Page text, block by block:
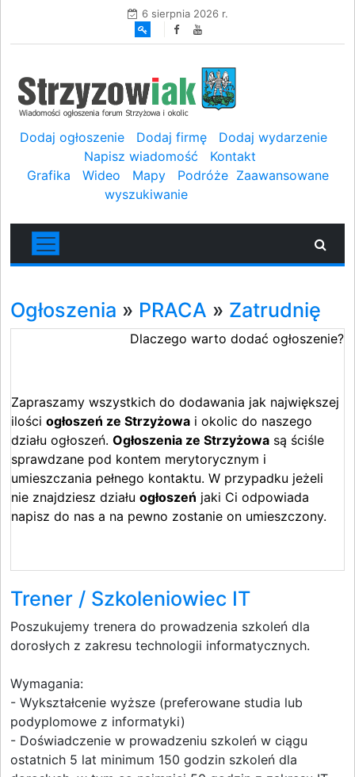
6 sierpnia 2026 r.
Dodaj ogłoszenie Dodaj firmę
Dodaj wydarzenie
Napisz wiadomość
Kontakt
Grafika
Wideo Mapy Podróże Zaawansowane
wyszukiwanie
Ogłoszenia » PRACA » Zatrudnię
Dlaczego warto dodać ogłoszenie?
Zapraszamy wszystkich do dodawania jak największej
ilości ogłoszeń ze Strzyżowa i okolic do naszego
działu ogłoszeń. Ogłoszenia ze Strzyżowa są ściśle
sprawdzane pod kontem merytorycznym i
umieszczania pełnego kontaktu. W przypadku jeżeli
nie znajdziesz działu ogłoszeń jaki Ci odpowiada
napisz do nas a na pewno zostanie on umieszczony.
Trener / Szkoleniowiec IT
Poszukujemy trenera do prowadzenia szkoleń dla
dorosłych z zakresu technologii informatycznych.
Wymagania:
- Wykształcenie wyższe (preferowane studia lub
podyplomowe z informatyki)
- Doświadczenie w prowadzeniu szkoleń w ciągu
ostatnich 5 lat minimum 150 godzin szkoleń dla